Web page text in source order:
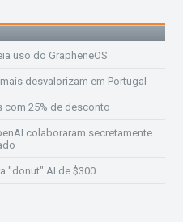
uso do GrapheneOS
desvalorizam em Portugal
com 25% de desconto
colaboraram secretamente
"donut" AI de $300